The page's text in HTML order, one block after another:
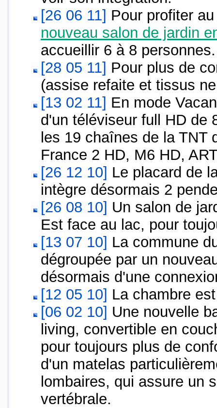
[26 06 11] Pour profiter
nouveau salon de jardin
accueillir 6 à 8 personnes.
[28 05 11] Pour plus de
(assise refaite et tissus
[13 02 11] En mode
d'un téléviseur full HD de
les 19 chaînes de la TNT
France 2 HD, M6 HD,
[26 12 10] Le placard de
intègre désormais 2
[26 08 10] Un salon de
Est face au lac, pour
[13 07 10] La commune
dégroupée par un
désormais d'une
[12 05 10] La chambre
[06 02 10] Une nouvelle
living, convertible en
pour toujours plus de
d'un matelas
lombaires, qui assure un
vertébrale.